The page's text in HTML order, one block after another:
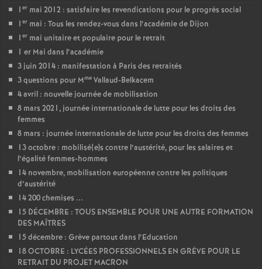
1 er mai 2012 : satisfaire les revendications pour le progrès social
1 er mai : Tous les rendez-vous dans l’académie de Dijon
1 er mai unitaire et populaire pour le retrait
1 er Mai dans l’académie
3 juin 2014 : manifestation à Paris des retraités
3 questions pour Mme Vallaud-Belkacem
4 avril : nouvelle journée de mobilisation
8 mars 2021, journée internationale de lutte pour les droits des
femmes
8 mars : journée internationale de lutte pour les droits des femmes
13 octobre : mobilisé(e)s contre l’austérité, pour les salaires et
l’égalité femmes-hommes
14 novembre, mobilisation européenne contre les politiques
d’austérité
14 200 chemises ...
15 DÉCEMBRE : TOUS ENSEMBLE POUR UNE AUTRE FORMATION
DES MAÎTRES
15 décembre : Grève partout dans l’Education
18 OCTOBRE : LYCÉES PROFESSIONNELS EN GRÈVE POUR LE
RETRAIT DU PROJET MACRON